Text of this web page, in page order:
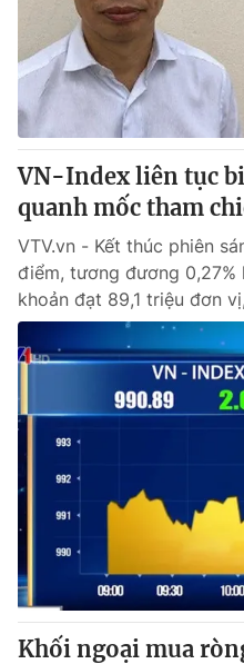
® Cấm sao chép dưới mọi hình
thuận bằng văn bản. Ghi rõ
thông tin từ website này.
VN-Index liên tục
quanh mốc tham
VTV.vn - Kết thúc phiên
điểm, tương đương 0,27%
khoản đạt 89,1 triệu đơn
Khối ngoại mua